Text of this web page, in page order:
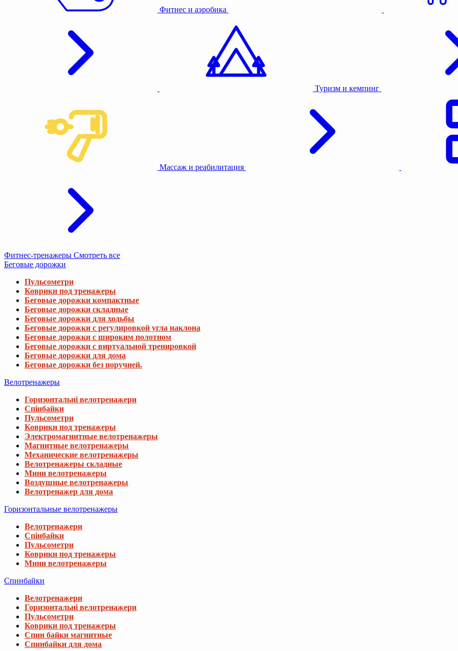
Фитнес и аэробика
Коврики под тренажеры
Беговые дорожки компактные
Беговые дорожки складные
Беговые дорожки с широким полотном
Беговые дорожки с виртуальной тренировкой
Беговые дорожки без поручней.
Велотренажеры
Горизонтальні велотренажери
Спінбайки
Пульсометри
Коврики под тренажеры
Электромагнитные велотренажеры
Магнитные велотренажеры
Велотренажеры складные
Мини велотренажеры
Воздушные велотренажеры
Велотренажер для дома
Горизонтальные велотренажеры
Велотренажери
Спінбайки
Пульсометри
Коврики под тренажеры
Мини велотренажеры
Горизонтальні велотренажери
Пульсометри
Коврики под тренажеры
Спин байки магнитные
Спинбайки для дома
Орбитреки
Пульсометри
Коврики под тренажеры
Электромагнитные орбитреки
Магнитные орбитреки
Орбитреки переднеприводные
Орбитреки заднеприводные